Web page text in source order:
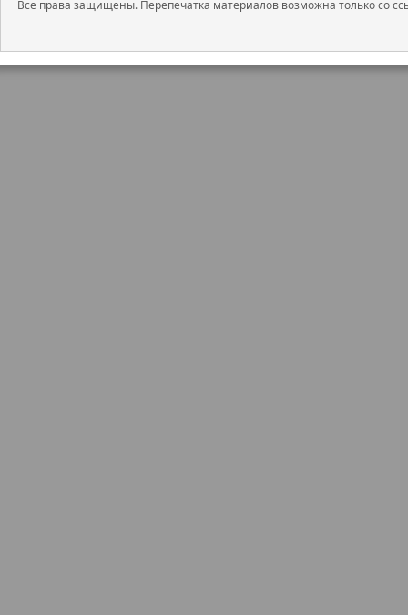
Все права защищены. Перепечатка материалов возможна только со